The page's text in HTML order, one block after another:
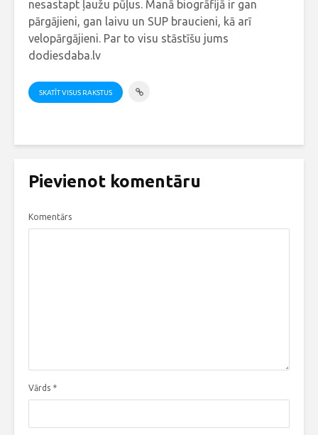
nesastapt ļaužu pūļus. Manā biogrāfijā ir gan
pārgājieni, gan laivu un SUP braucieni, kā arī
velopārgājieni. Par to visu stāstīšu jums
dodiesdaba.lv
SKATĪT VISUS RAKSTUS
Pievienot komentāru
Komentārs
Vārds *